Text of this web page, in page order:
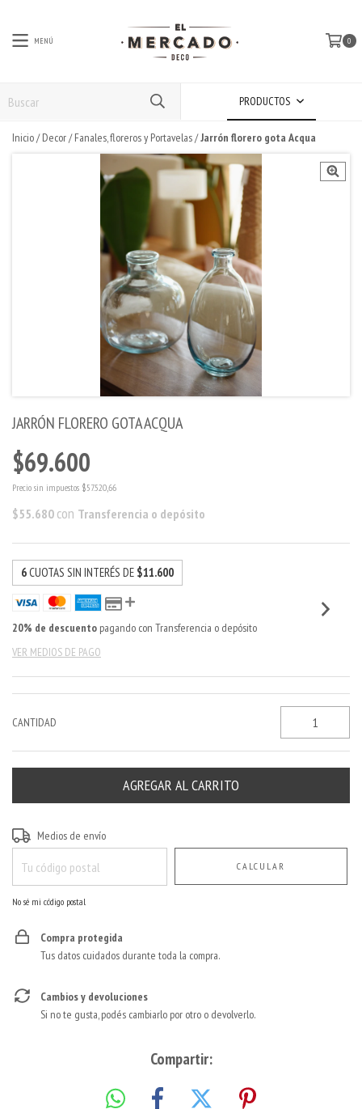
MENÚ 0
PRODUCTOS
Inicio/ Decor/ Fanales, floreros y Portavelas/Jarrón florero gota Acqua
JARRÓN FLORERO GOTA ACQUA
$69.600
Precio sin impuestos $57.520,66
$55.680 con Transferencia o depósito
6CUOTAS SIN INTERÉS DE $11.600
20% de descuento pagando con Transferencia o depósito
VER MEDIOS DE PAGO
CANTIDAD
Entregas para el CP:
Medios de envío
CALCULAR
No sé mi código postal
Compra protegida
Tus datos cuidados durante toda la compra.
Cambios y devoluciones
Si no te gusta, podés cambiarlo por otro o devolverlo.
Compartir: